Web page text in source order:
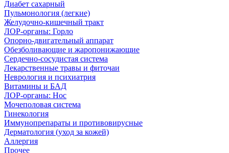
Диабет сахарный
Пульмонология (легкие)
Желудочно-кишечный тракт
ЛОР-органы: Горло
Опорно-двигательный аппарат
Обезболивающие и жаропонижающие
Сердечно-сосудистая система
Лекарственные травы и фиточаи
Неврология и психиатрия
Витамины и БАД
ЛОР-органы: Нос
Мочеполовая система
Гинекология
Иммунопрепараты и противовирусные
Дерматология (уход за кожей)
Аллергия
Прочее